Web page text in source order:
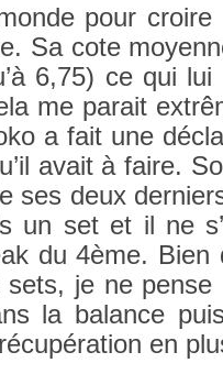
pour
Sa cote
6,75) ce qui
me para­it
a fait une
avait à faire.
ses deux
un set et il ne
du 4ème. Bien
je ne
la balan­ce
en